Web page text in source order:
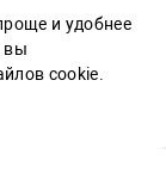
и удобнее
вы
cookie.